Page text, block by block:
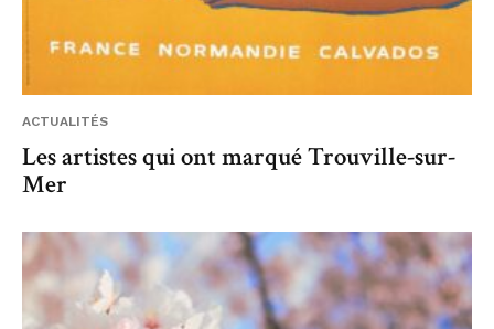
ACTUALITÉS
Les artistes qui ont marqué Trouville-sur-
Mer